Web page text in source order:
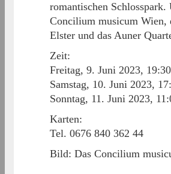
romantischen
Concilium musicum Wien,
Elster und das Auner
Zeit:
Freitag, 9. Juni 2023,
Samstag, 10. Juni 2023,
Sonntag, 11. Juni 2023,
Karten:
Tel. 0676 840 362 44
Bild: Das Concilium